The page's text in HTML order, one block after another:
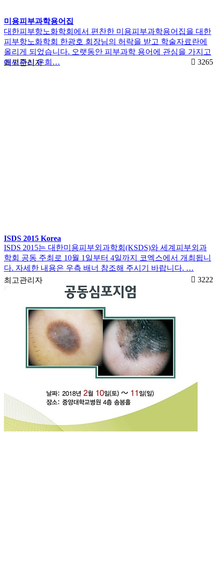
미용피부과학용어집
대한피부항노화학회에서 편찬한 미용피부과학용어집을 대한
피부항노화학회 한광호 회장님의 허락을 받고 학술자료란에
올리게 되었습니다. 오랫동안 피부과학 용어에 관심을 가지고
애써주신 은희…
최고관리자 3265
ISDS 2015 Korea
ISDS 2015는 대한미용피부외과학회(KSDS)와 세계피부외과
학회 공동 주최로 10월 1일부터 4일까지 코엑스에서 개최됩니
다. 자세한 내용은 우측 배너 참조해 주시기 바랍니다. …
최고관리자
3222